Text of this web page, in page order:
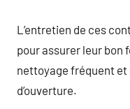
L’entretien de ces
pour assurer leur bon
nettoyage fréquent
d’ouverture.